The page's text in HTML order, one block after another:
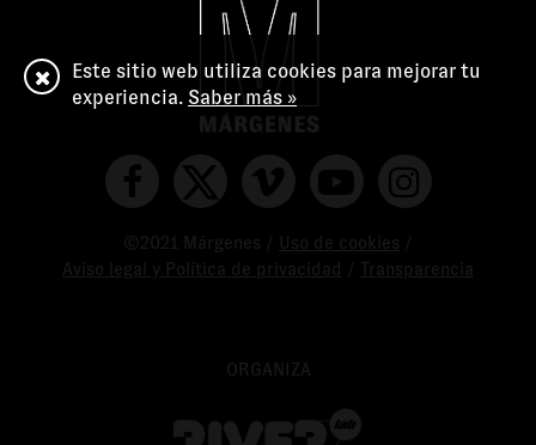
©2021 Márgenes / Uso de cookies
Aviso legal y Política de privacidad
Transparencia
ORGANIZA
Este sitio web utiliza cookies para mejorar tu
experiencia. Saber más »